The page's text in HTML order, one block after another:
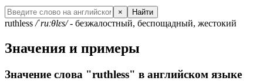
× Найти
ruthless /ˈruːθlɛs/- безжалостный, беспощадный, жестокий
Значения и примеры
Значение слова "ruthless" в английском языке